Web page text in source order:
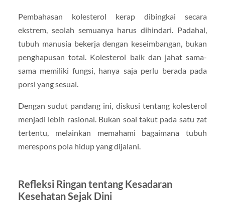
Pembahasan kolesterol kerap dibingkai secara
ekstrem, seolah semuanya harus dihindari. Padahal,
tubuh manusia bekerja dengan keseimbangan, bukan
penghapusan total. Kolesterol baik dan jahat sama-
sama memiliki fungsi, hanya saja perlu berada pada
porsi yang sesuai.
Dengan sudut pandang ini, diskusi tentang kolesterol
menjadi lebih rasional. Bukan soal takut pada satu zat
tertentu, melainkan memahami bagaimana tubuh
merespons pola hidup yang dijalani.
Refleksi Ringan tentang Kesadaran
Kesehatan Sejak Dini